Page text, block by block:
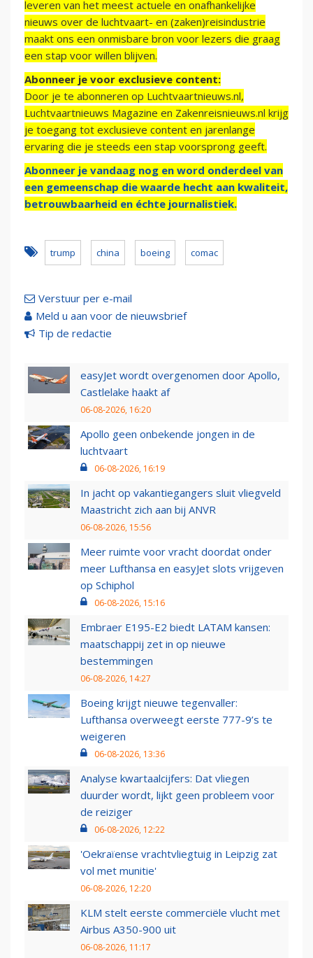
leveren van het meest actuele en onafhankelijke
nieuws over de luchtvaart- en (zaken)reisindustrie
maakt ons een onmisbare bron voor lezers die graag
een stap voor willen blijven.
Abonneer je voor exclusieve content:
Door je te abonneren op Luchtvaartnieuws.nl,
Luchtvaartnieuws Magazine en Zakenreisnieuws.nl krijg
je toegang tot exclusieve content en jarenlange
ervaring die je steeds een stap voorsprong geeft.
Abonneer je vandaag nog en word onderdeel van
een gemeenschap die waarde hecht aan kwaliteit,
betrouwbaarheid en échte journalistiek.
trump china boeing comac
Verstuur per e-mail
Meld u aan voor de nieuwsbrief
Tip de redactie
easyJet wordt overgenomen door Apollo,
Castlelake haakt af
06-08-2026, 16:20
Apollo geen onbekende jongen in de
luchtvaart
06-08-2026, 16:19
In jacht op vakantiegangers sluit vliegveld
Maastricht zich aan bij ANVR
06-08-2026, 15:56
Meer ruimte voor vracht doordat onder
meer Lufthansa en easyJet slots vrijgeven
op Schiphol
06-08-2026, 15:16
Embraer E195-E2 biedt LATAM kansen:
maatschappij zet in op nieuwe
bestemmingen
06-08-2026, 14:27
Boeing krijgt nieuwe tegenvaller:
Lufthansa overweegt eerste 777-9’s te
weigeren
06-08-2026, 13:36
Analyse kwartaalcijfers: Dat vliegen
duurder wordt, lijkt geen probleem voor
de reiziger
06-08-2026, 12:22
'Oekraïense vrachtvliegtuig in Leipzig zat
vol met munitie'
06-08-2026, 12:20
KLM stelt eerste commerciële vlucht met
Airbus A350-900 uit
06-08-2026, 11:17